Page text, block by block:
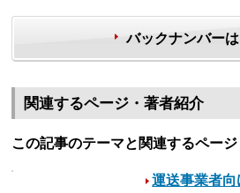
バックナンバー
関連するページ・著者紹介
この記事のテーマと関連するページ
運送事業者